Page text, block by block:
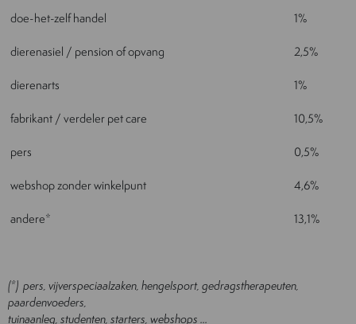
doe-het-zelf handel
1%
dierenasiel / pension of opvang
2,5%
dierenarts
1%
fabrikant / verdeler pet care
10,5%
pers
0,5%
webshop zonder winkelpunt
4,6%
andere*
13,1%
(*) pers, vijverspeciaalzaken, hengelsport, gedragstherapeuten,
paardenvoeders,
tuinaanleg, studenten, starters, webshops ...